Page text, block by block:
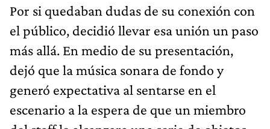
Por si quedaban dudas de su conexión con
el público, decidió llevar esa unión un paso
más allá. En medio de su presentación,
dejó que la música sonara de fondo y
generó expectativa al sentarse en el
escenario a la espera de que un miembro